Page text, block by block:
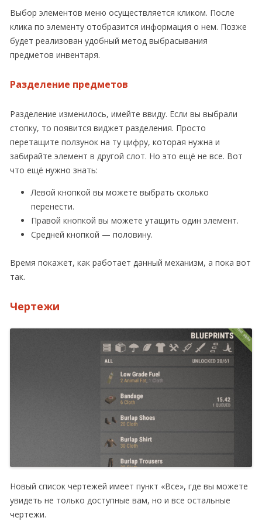
Выбор элементов меню осуществляется кликом. После
клика по элементу отобразится информация о нем. Позже
будет реализован удобный метод выбрасывания
предметов инвентаря.
Разделение предметов
Разделение изменилось, имейте ввиду. Если вы выбрали
стопку, то появится виджет разделения. Просто
перетащите ползунок на ту цифру, которая нужна и
забирайте элемент в другой слот. Но это ещё не все. Вот
что ещё нужно знать:
Левой кнопкой вы можете выбрать сколько
перенести.
Правой кнопкой вы можете утащить один элемент.
Средней кнопкой — половину.
Время покажет, как работает данный механизм, а пока вот
так.
Чертежи
Новый список чертежей имеет пункт «Все», где вы можете
увидеть не только доступные вам, но и все остальные
чертежи.